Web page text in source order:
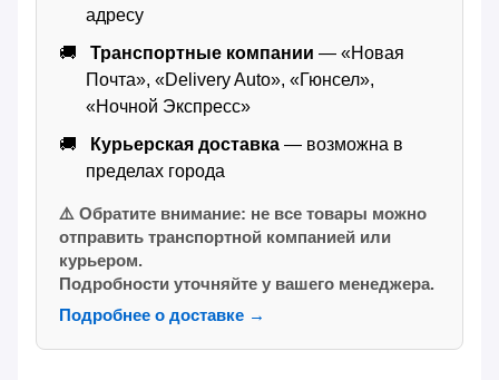
адресу
Транспортные компании — «Новая
Почта», «Delivery Auto», «Гюнсел»,
«Ночной Экспресс»
Курьерская доставка — возможна в
пределах города
⚠️ Обратите внимание: не все товары можно
отправить транспортной компанией или
курьером.
Подробности уточняйте у вашего менеджера.
Подробнее о доставке →